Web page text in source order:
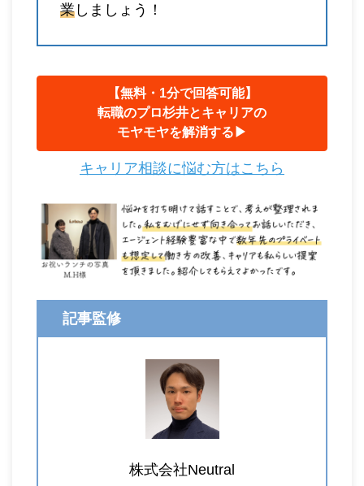
業 しましょう！
【無料・1分で回答可能】
転職のプロ杉井とキャリアの
モヤモヤを解消する▶︎
キャリア相談に悩む方はこちら
記事監修
株式会社Neutral